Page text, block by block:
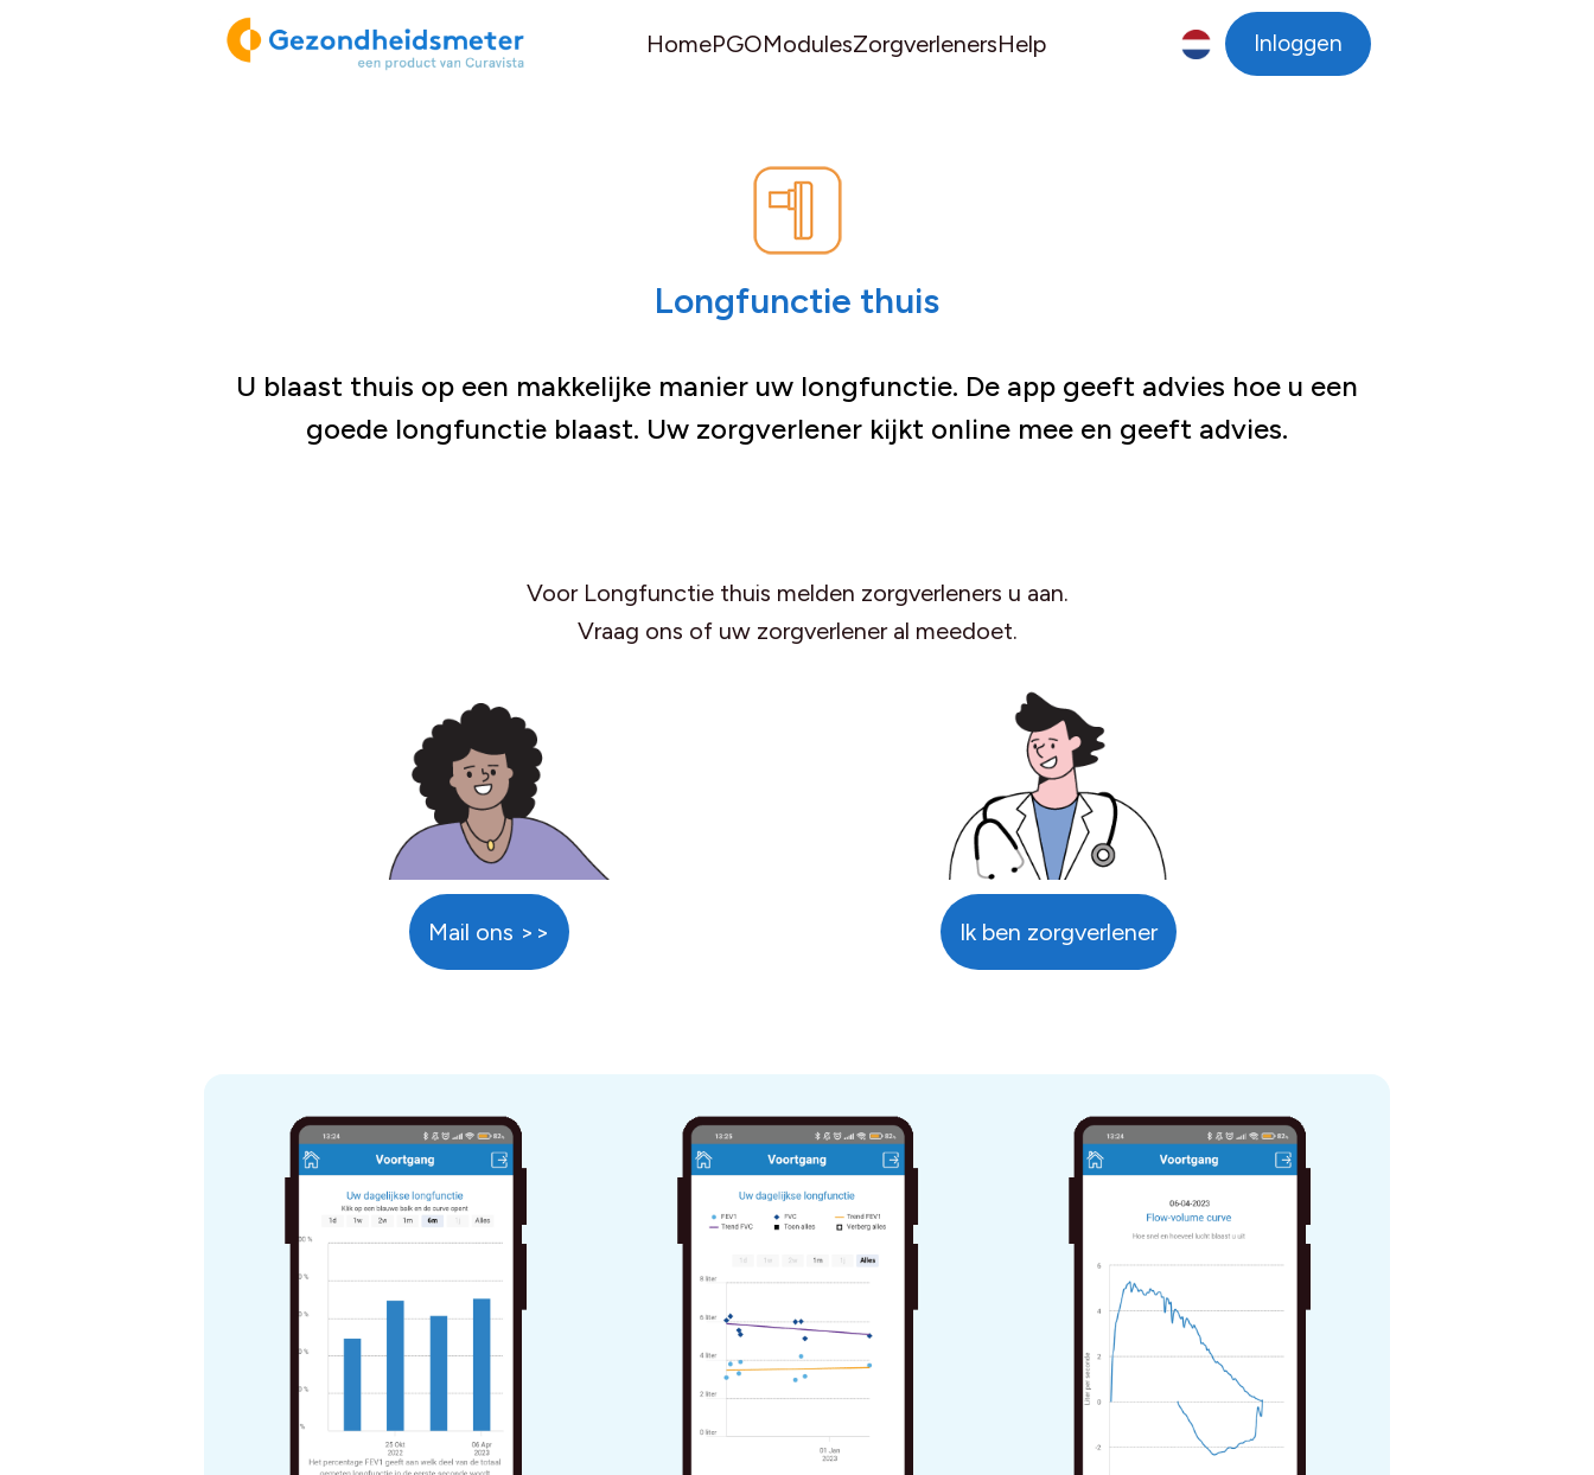
Gezondheidsmeter
HomePGOModulesZorgverlenersHelp
Taalkeuze
Inloggen
Longfunctie thuis
U blaast thuis op een makkelijke manier uw longfunctie. De app geeft advies hoe u een
goede longfunctie blaast. Uw zorgverlener kijkt online mee en geeft advies.
Voor Longfunctie thuis melden zorgverleners u aan.
Vraag ons of uw zorgverlener al meedoet.
Mail ons >> Ik ben zorgverlener